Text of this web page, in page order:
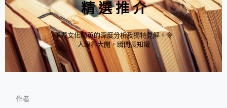
精 選 推 介
匯聚文化精英的深度分析及獨特見解，令
人眼界大開，瞬間長知識
作者